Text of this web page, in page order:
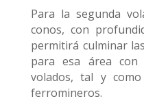
Para la segunda
conos, con
permitirá culminar
para esa área
volados, tal y
ferromineros.